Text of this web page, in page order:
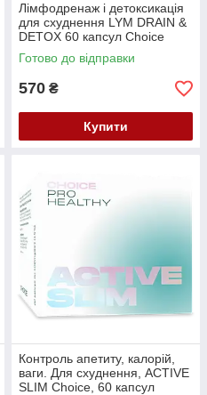
Лімфодренаж і детоксикація
для схуднення LYM DRAIN &
DETOX 60 капсул Choice
Готово до відправки
570 ₴
Купити
Контроль апетиту, калорій,
ваги. Для схуднення, ACTIVE
SLIM Choice, 60 капсул